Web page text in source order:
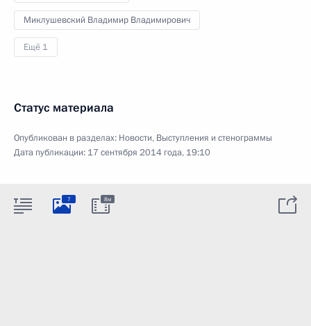
Миклушевский Владимир Владимирович
Ещё 1
Статус материала
Опубликован в разделах: Новости, Выступления и стенограммы
Дата публикации: 17 сентября 2014 года, 19:10
7 8м